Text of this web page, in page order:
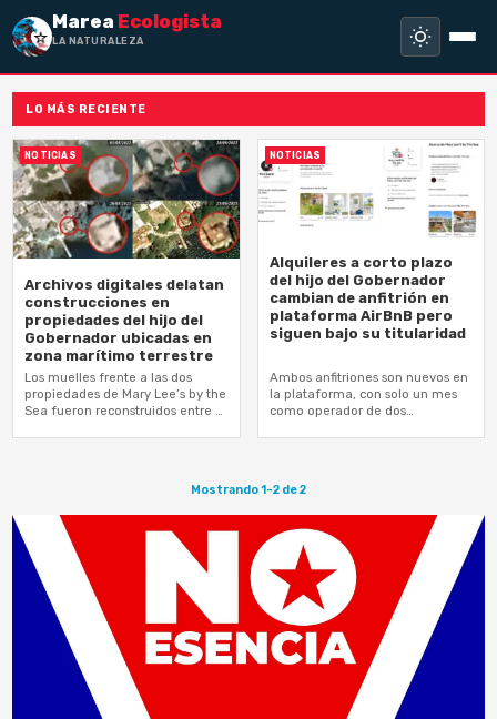
Marea Ecologista
LA NATURALEZA N
LO MÁS RECIENTE
NOTICIAS
Archivos digitales delatan
construcciones en
propiedades del hijo del
Gobernador ubicadas en
zona marítimo terrestre
Los muelles frente a las dos
propiedades de Mary Lee’s by the
Sea fueron reconstruidos entre el
NOTICIAS
Alquileres a corto plazo
del hijo del Gobernador
cambian de anfitrión en
plataforma AirBnB pero
siguen bajo su titularidad
Ambos anfitriones son nuevos en
la plataforma, con solo un mes
como operador de dos
Mostrando 1-2 de 2